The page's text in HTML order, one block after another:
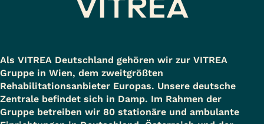
Als VITREA Deutschland gehören wir zur VITREA
Gruppe in Wien, dem zweitgrößten
Rehabilitationsanbieter Europas. Unsere deutsche
Zentrale befindet sich in Damp. Im Rahmen der
Gruppe betreiben wir 80 stationäre und ambulante